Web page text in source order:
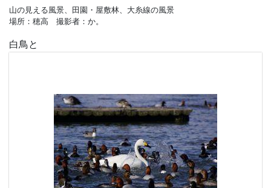
山の見える風景、田園・屋敷林、大糸線の風景
場所：穂高 撮影者：か。
白鳥と